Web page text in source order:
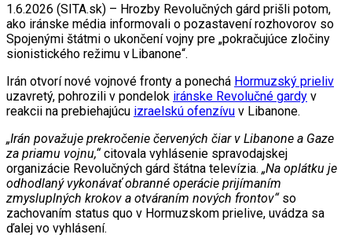
1.6.2026 (SITA.sk) – Hrozby Revolučných gárd prišli potom,
ako iránske média informovali o pozastavení rozhovorov so
Spojenými štátmi o ukončení vojny pre „pokračujúce zločiny
sionistického režimu v Libanone“.
Irán otvorí nové vojnové fronty a ponechá Hormuzský prieliv
uzavretý, pohrozili v pondelok iránske Revolučné gardy v
reakcii na prebiehajúcu izraelskú ofenzívu v Libanone.
„Irán považuje prekročenie červených čiar v Libanone a Gaze
za priamu vojnu,“citovala vyhlásenie spravodajskej
organizácie Revolučných gárd štátna televízia. „Na oplátku je
odhodlaný vykonávať obranné operácie prijímaním
zmysluplných krokov a otváraním nových frontov“ so
zachovaním status quo v Hormuzskom prielive, uvádza sa
ďalej vo vyhlásení.